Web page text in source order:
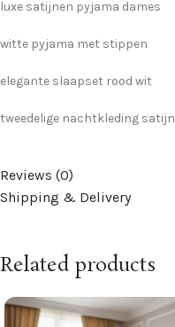
luxe satijnen pyjama dames
witte pyjama met stippen
elegante slaapset rood wit
tweedelige nachtkleding satijn
Reviews (0)
Shipping & Delivery
Related products